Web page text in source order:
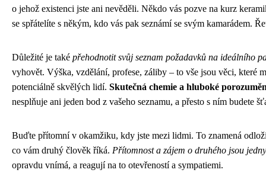
o jehož existenci jste ani nevěděli. Někdo vás pozve na kurz
se spřátelíte s někým, kdo vás pak seznámí se svým kamarádem.
Důležité je také přehodnotit svůj seznam požadavků na ideálního
vyhovět. Výška, vzdělání, profese, záliby – to vše jsou věci, které
potenciálně skvělých lidí. Skutečná chemie a hluboké
nesplňuje ani jeden bod z vašeho seznamu, a přesto s ním budete
Buďte přítomní v okamžiku, kdy jste mezi lidmi. To znamená
co vám druhý člověk říká. Přítomnost a zájem o druhého jsou
opravdu vnímá, a reagují na to otevřeností a sympatiemi.